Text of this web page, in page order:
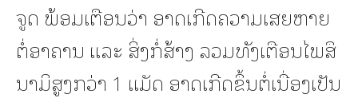
ຈູດ ພ້ອມເຕືອນວ່າ ອາດເກີດຄວາມເສຍຫາຍ
ຕໍ່ອາຄານ ແລະ ສິ່ງກໍ່ສ້າງ ລວມທັງເຕືອນໄພສຶ
ນາມິສູງກວ່າ 1 ແມັດ ອາດເກີດຂຶ້ນຕໍ່ເນື່ອງເປັນ